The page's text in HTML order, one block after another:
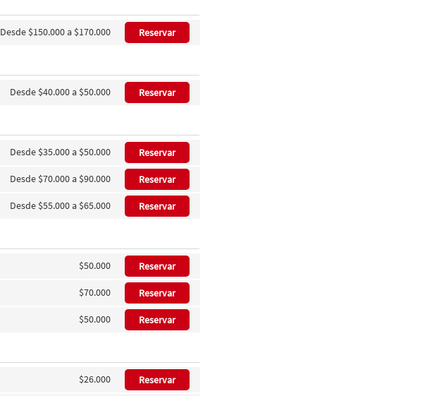
Desde $150.000 a $170.000 Reservar
Desde $40.000 a $50.000 Reservar
Desde $35.000 a $50.000 Reservar
Desde $70.000 a $90.000 Reservar
Desde $55.000 a $65.000 Reservar
$50.000 Reservar
$70.000 Reservar
$50.000 Reservar
$26.000 Reservar